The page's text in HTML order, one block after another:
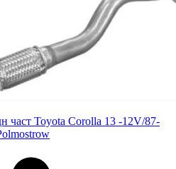
част Toyota Corolla 13 -12V/87-